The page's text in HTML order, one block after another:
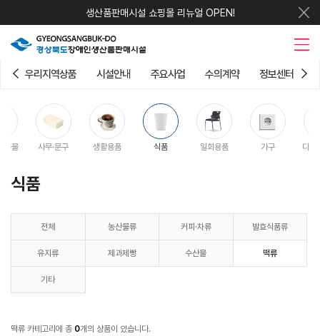
생산품판매시설 쇼핑몰 리뉴얼 OPEN!
우리지역상품 시설안내 주요사업 수의계약 정보센터
촉물 사무·문구 생활용품 식품 일회용품 가구 디지
식품
전체 농산물류 커피·차류 발효식품류
유지류 제과제빵 수산물 떡류
기타
떡류 카테고리에 총 0개의 상품이 있습니다.